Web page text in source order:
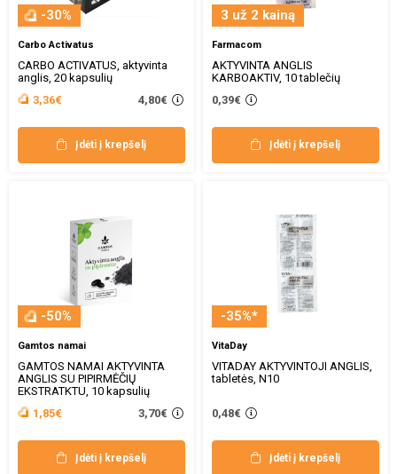
-30%
Carbo Activatus
CARBO ACTIVATUS, aktyvinta
anglis, 20 kapsulių
3,36€
4,80€
Įdėti į krepšelį
3 už 2 kainą
Farmacom
AKTYVINTA ANGLIS
KARBOAKTIV, 10 tablečių
0,39€
Įdėti į krepšelį
-50%
Gamtos namai
GAMTOS NAMAI AKTYVINTA
ANGLIS SU PIPIRMĖČIŲ
EKSTRATKTU, 10 kapsulių
1,85€
3,70€
Įdėti į krepšelį
-35%*
VitaDay
VITADAY AKTYVINTOJI ANGLIS,
tabletės, N10
0,48€
Įdėti į krepšelį